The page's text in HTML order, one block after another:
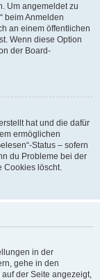
Um angemeldet zu
beim Anmelden
an einem öffentlichen
Wenn diese Option
der Board-
hat und die dafür
ermöglichen
Status – sofern
du Probleme bei der
Cookies löscht.
in der
gehe in den
der Seite angezeigt,